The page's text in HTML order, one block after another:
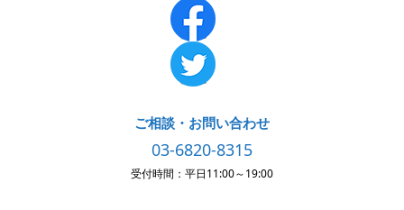
ご相談・お問い合わせ
03-6820-8315
受付時間：平日11:00～19:00